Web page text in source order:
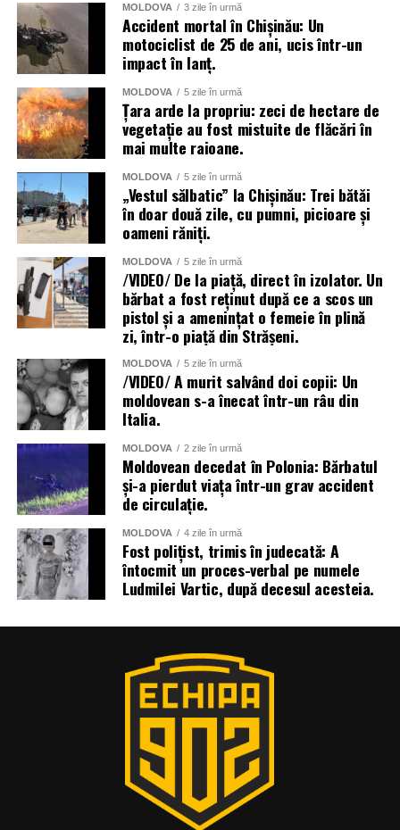
Verificările continuă pentru a stabili dacă au mai fost
implicate și alte persoane și pentru a identifica și alte
cliente care ar fi primit medicamente necorespunzătoare.
Carabinierii le cer celor care au făcut astfel de proceduri
să contacteze secția operativă a Nucleului Operativ și
indicații privind pașii medicali necesari în vederea
reducerii riscurilor pentru sănătate.
MOLDOVA 3 zile în urmă
Accident mortal în Chișinău: Un
motociclist de 25 de ani, ucis într-un
impact în lanț.
MOLDOVA 5 zile în urmă
Țara arde la propriu: zeci de hectare de
vegetație au fost mistuite de flăcări în
mai multe raioane.
MOLDOVA 5 zile în urmă
„Vestul sălbatic” la Chișinău: Trei bătăi
în doar două zile, cu pumni, picioare și
oameni răniți.
MOLDOVA 5 zile în urmă
/VIDEO/ De la piață, direct în izolator. Un
bărbat a fost reținut după ce a scos un
pistol și a amenințat o femeie în plină
zi, într-o piață din Strășeni.
MOLDOVA 5 zile în urmă
/VIDEO/ A murit salvând doi copii: Un
moldovean s-a înecat într-un râu din
Italia.
MOLDOVA 2 zile în urmă
Moldovean decedat în Polonia: Bărbatul
și-a pierdut viața într-un grav accident
de circulație.
MOLDOVA 4 zile în urmă
Fost polițist, trimis în judecată: A
întocmit un proces-verbal pe numele
Ludmilei Vartic, după decesul acesteia.